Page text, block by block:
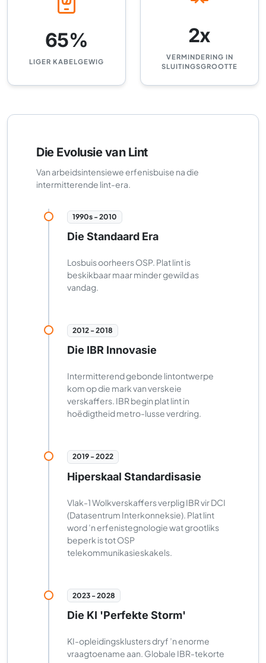
65%
LIGER KABELGEWIG
2x
VERMINDERING IN
SLUITINGSGROOTTE
Die Evolusie van Lint
Van arbeidsintensiewe erfenisbuise na die
intermitterende lint-era.
1990s - 2010
Die Standaard Era
Losbuis oorheers OSP. Plat lint is
beskikbaar maar minder gewild as
vandag.
2012 - 2018
Die IBR Innovasie
Intermitterend gebonde lintontwerpe
kom op die mark van verskeie
verskaffers. IBR begin plat lint in
hoëdigtheid metro-lusse verdring.
2019 - 2022
Hiperskaal Standardisasie
Vlak-1 Wolkverskaffers verplig IBR vir DCI
(Datasentrum Interkonneksie). Plat lint
word ’n erfenistegnologie wat grootliks
beperk is tot OSP
telekommunikasieskakels.
2023 - 2028
Die KI 'Perfekte Storm'
KI-opleidingsklusters dryf ’n enorme
vraagtoename aan. Globale IBR-tekorte